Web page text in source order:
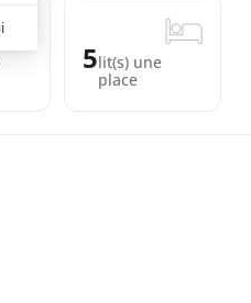
5lit(s) une
place